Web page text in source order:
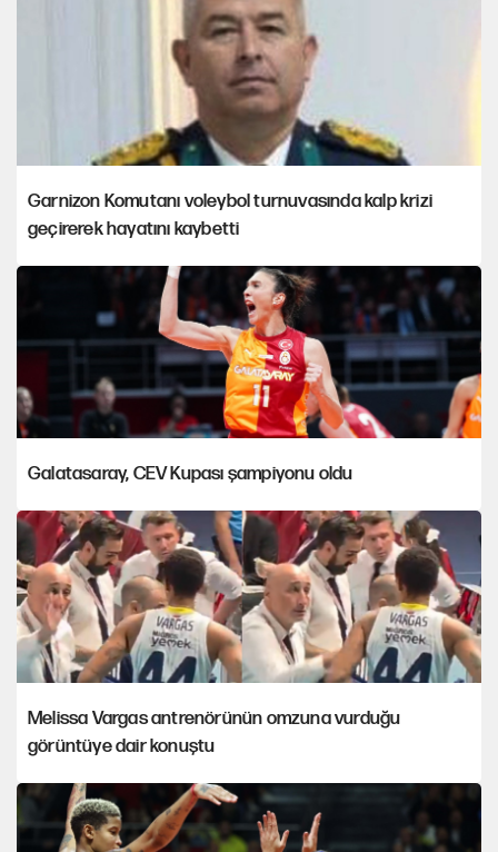
Garnizon Komutanı voleybol turnuvasında kalp krizi
geçirerek hayatını kaybetti
Galatasaray, CEV Kupası şampiyonu oldu
Melissa Vargas antrenörünün omzuna vurduğu
görüntüye dair konuştu